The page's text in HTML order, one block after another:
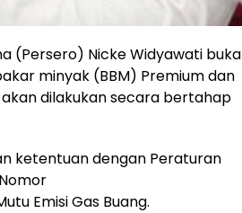
(Persero) Nicke Widyawati buka
minyak (BBM) Premium dan
dilakukan secara bertahap
ketentuan dengan Peraturan
Emisi Gas Buang.